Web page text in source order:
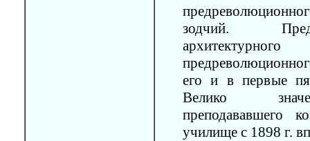
зодчий.
его и в первые
Велико
преподававшего
училище с 1898 г.